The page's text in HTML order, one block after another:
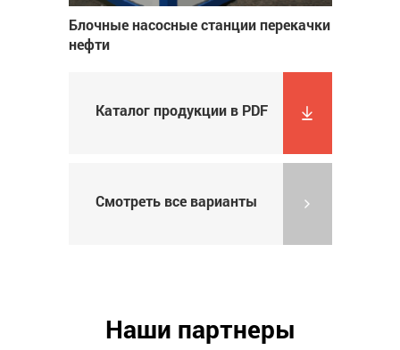
Блочные насосные станции перекачки
нефти
Каталог продукции в PDF
Смотреть все варианты
Наши партнеры